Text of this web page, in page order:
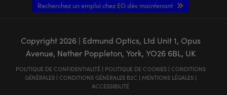
Recherchez un emploi chez EO dès maintenant
Copyright 2026| Edmund Optics, Ltd Unit 1, Opus
Avenue, Nether Poppleton, York, YO26 6BL, UK
POLITIQUE DE CONFIDENTIALITÉ| POLITIQUE DE COOKIES| CONDITIONS
GÉNÈRALES| CONDITIONS GÉNÈRALES B2C | MENTIONS LÉGALES|
ACCESSIBILITÉ